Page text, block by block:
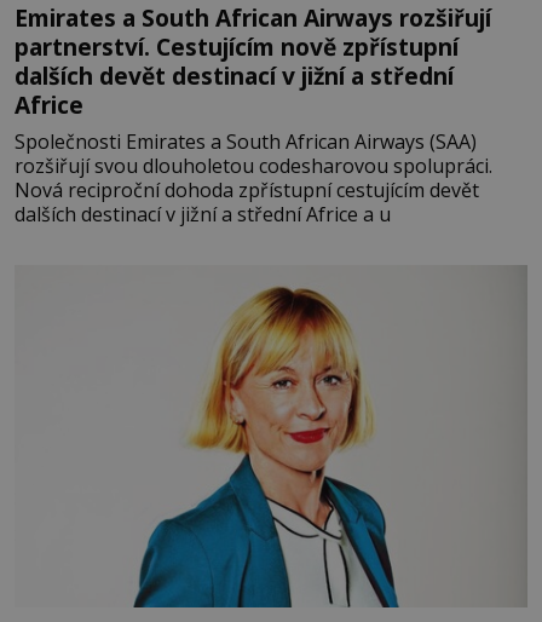
Emirates a South African Airways rozšiřují
partnerství. Cestujícím nově zpřístupní
dalších devět destinací v jižní a střední
Africe
Společnosti Emirates a South African Airways (SAA)
rozšiřují svou dlouholetou codesharovou spolupráci.
Nová reciproční dohoda zpřístupní cestujícím devět
dalších destinací v jižní a střední Africe a u